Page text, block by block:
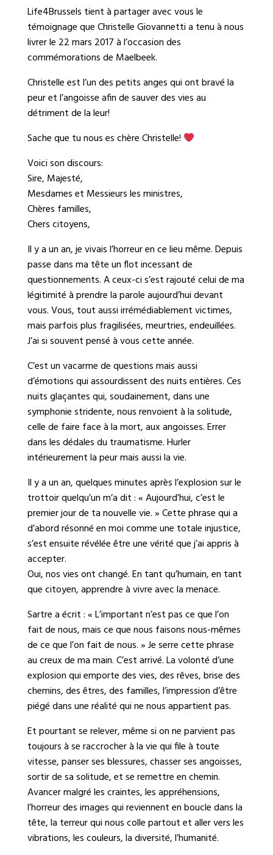
Life4Brussels tient à partager avec vous le
témoignage que Christelle Giovannetti a tenu à nous
livrer le 22 mars 2017 à l’occasion des
commémorations de Maelbeek.
Christelle est l’un des petits anges qui ont bravé la
peur et l’angoisse afin de sauver des vies au
détriment de la leur!
Sache que tu nous es chère Christelle!
Voici son discours:
Sire, Majesté,
Mesdames et Messieurs les ministres,
Chères familles,
Chers citoyens,
Il y a un an, je vivais l’horreur en ce lieu même. Depuis
passe dans ma tête un flot incessant de
questionnements. A ceux-ci s’est rajouté celui de ma
légitimité à prendre la parole aujourd’hui devant
vous. Vous, tout aussi irrémédiablement victimes,
mais parfois plus fragilisées, meurtries, endeuillées.
J’ai si souvent pensé à vous cette année.
C’est un vacarme de questions mais aussi
d’émotions qui assourdissent des nuits entières. Ces
nuits glaçantes qui, soudainement, dans une
symphonie stridente, nous renvoient à la solitude,
celle de faire face à la mort, aux angoisses. Errer
dans les dédales du traumatisme. Hurler
intérieurement la peur mais aussi la vie.
Il y a un an, quelques minutes après l’explosion sur le
trottoir quelqu’un m’a dit : « Aujourd’hui, c’est le
premier jour de ta nouvelle vie. » Cette phrase qui a
d’abord résonné en moi comme une totale injustice,
s’est ensuite révélée être une vérité que j’ai appris à
accepter.
Oui, nos vies ont changé. En tant qu’humain, en tant
que citoyen, apprendre à vivre avec la menace.
Sartre a écrit : « L’important n’est pas ce que l’on
fait de nous, mais ce que nous faisons nous-mêmes
de ce que l’on fait de nous. » Je serre cette phrase
au creux de ma main. C’est arrivé. La volonté d’une
explosion qui emporte des vies, des rêves, brise des
chemins, des êtres, des familles, l’impression d’être
piégé dans une réalité qui ne nous appartient pas.
Et pourtant se relever, même si on ne parvient pas
toujours à se raccrocher à la vie qui file à toute
vitesse, panser ses blessures, chasser ses angoisses,
sortir de sa solitude, et se remettre en chemin.
Avancer malgré les craintes, les appréhensions,
l’horreur des images qui reviennent en boucle dans la
tête, la terreur qui nous colle partout et aller vers les
vibrations, les couleurs, la diversité, l’humanité.